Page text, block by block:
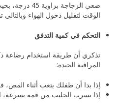
ضعي الزجاجة
الوقت لتقليل دخول الهواء
التحكم في كمية التدفق
تذكري أن طريقة استخدام رضاعة
المراقبة الجيدة:
إذا بدا أن طفلك يتعب أثناء المص،
إذا تسرب الحليب من فمه بسرعة،